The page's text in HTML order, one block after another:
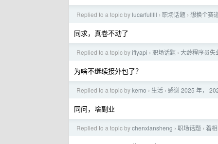
Replied to a topic by lucarfulllll › 职场话题 › 想换个赛
同求，真卷不动了
Replied to a topic byiflyapi › 职场话题 › 大龄程序员失
为啥不继续接外包了？
Replied to a topic bykemo › 生活 › 感谢 2025 年，
同问，啥副业
Replied to a topic bychenxiansheng › 职场话题 › 着